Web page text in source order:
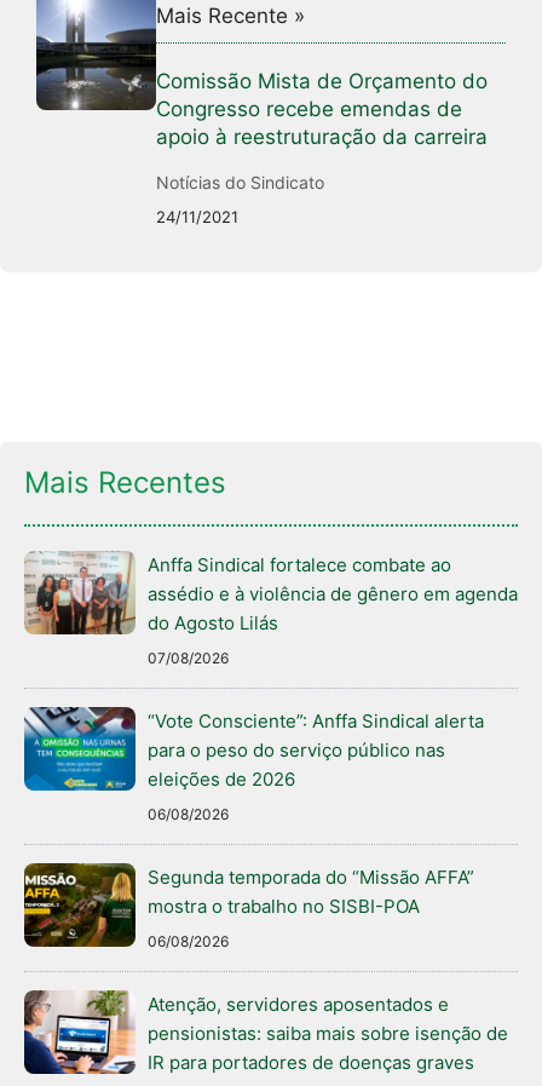
Mais Recente »
Comissão Mista de Orçamento do
Congresso recebe emendas de
apoio à reestruturação da carreira
Notícias do Sindicato
24/11/2021
Mais Recentes
Anffa Sindical fortalece combate ao
assédio e à violência de gênero em agenda
do Agosto Lilás
07/08/2026
“Vote Consciente”: Anffa Sindical alerta
para o peso do serviço público nas
eleições de 2026
06/08/2026
Segunda temporada do “Missão AFFA”
mostra o trabalho no SISBI-POA
06/08/2026
Atenção, servidores aposentados e
pensionistas: saiba mais sobre isenção de
IR para portadores de doenças graves